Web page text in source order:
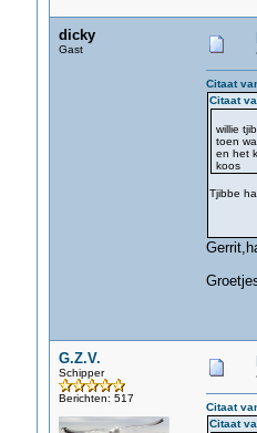
dicky
Gast
Citaat
Citaat
willie
toen
en het
koos
Tjibbe
(
G.Z.V.
Schipper
Berichten: 517
Citaat
Citaat